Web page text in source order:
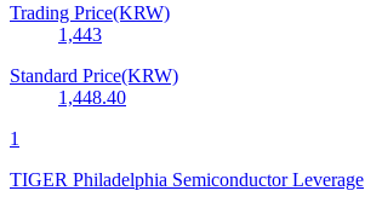
Trading Price(KRW)
1,443
Standard Price(KRW)
1,448.40
1
TIGER Philadelphia Semiconductor Leverage